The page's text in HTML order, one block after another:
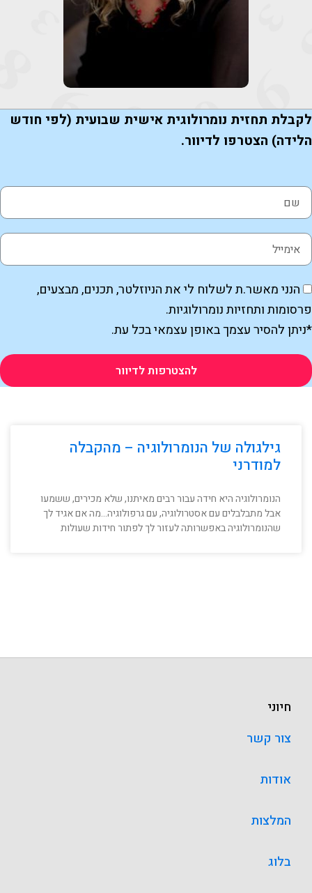
תחזית נומרולוגית אישית שבועית (לפי חודש
הצטרפו לדיוור.
הנני מאשר.ת לשלוח לי את הניוזלטר, תכנים, מבצעים,
ותחזיות נומרולוגיות.
להסיר עצמך באופן עצמאי בכל עת.
להצטרפות לדיוור
גילגולה של הנומרולוגיה – מהקבלה
למודרני
הנומרולוגיה היא חידה עבור רבים מאיתנו, שלא מכירים, ששמעו
אבל מתבלבלים עם אסטרולוגיה, עם גרפולוגיה…מה אם אגיד לך
שהנומרולוגיה באפשרותה לעזור לך לפתור חידות שעולות
חיוני
צור קשר
אודות
המלצות
בלוג